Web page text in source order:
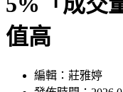
值高
編輯：莊雅婷